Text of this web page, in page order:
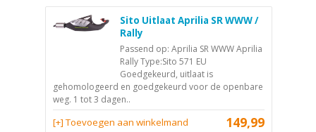
Sito Uitlaat Aprilia SR WWW /
Rally
Passend op: Aprilia SR WWW Aprilia
Rally Type:Sito 571 EU
Goedgekeurd, uitlaat is
gehomologeerd en goedgekeurd voor de openbare
weg. 1 tot 3 dagen..
149,99
[+] Toevoegen aan winkelmand